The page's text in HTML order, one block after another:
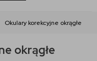
Okulary korekcyjne okrągłe
okrągłe